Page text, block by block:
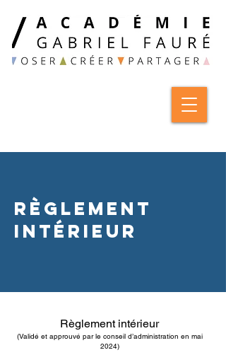
règlement
intérieur
Règlement intérieur
(Validé et approuvé par le conseil d’administration en mai
2024)